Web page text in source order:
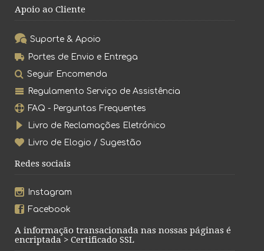
Apoio ao Cliente
Suporte & Apoio
Portes de Envio e Entrega
Seguir Encomenda
Regulamento Serviço de Assistência
FAQ - Perguntas Frequentes
Livro de Reclamações Eletrónico
Livro de Elogio / Sugestão
Redes sociais
Instagram
Facebook
A informação transacionada nas nossas páginas é
encriptada > Certificado SSL